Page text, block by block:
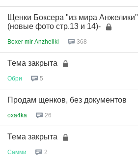
Щенки Боксера "из мира Анжелики"
(новые фото стр.13 и 14)-
Boxer mir Anzheliki 368
Тема закрыта
Обри 5
Продам щенков, без документов
oxa4ka 26
Тема закрыта
Самми 2